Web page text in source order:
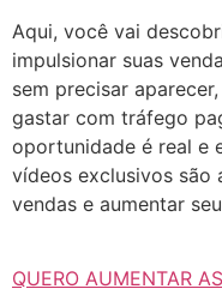
Aqui, você vai
impulsionar suas
sem precisar
gastar com tráfego
oportunidade é real e
vídeos exclusivos são
vendas e aumentar
QUERO AUMENTAR